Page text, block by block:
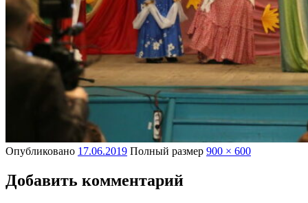
Опубликовано 17.06.2019 Полный размер 900 × 600
Добавить комментарий